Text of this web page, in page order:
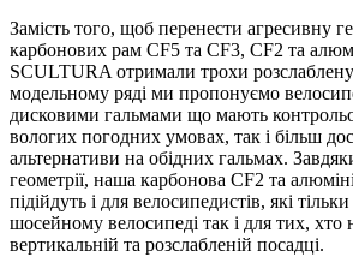
Замість того, щоб перенести агресивну
карбонових рам CF5 та CF3, СF2 та
SCULTURA отримали трохи
модельному ряді ми пропонуємо
дисковими гальмами що мають
вологих погодних умовах, так і більш
альтернативи на обідних гальмах.
геометрії, наша карбонова CF2 та
підійдуть і для велосипедистів, які
шосейному велосипеді так і для тих, хто
вертикальній та розслабленій посадці.